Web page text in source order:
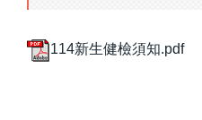
114新生健檢須知.pdf